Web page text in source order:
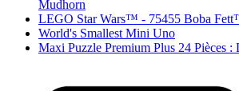
Mudhorn
LEGO Star Wars™ - 75455 Boba
World's Smallest Mini Uno
Maxi Puzzle Premium Plus 24 Pièces :